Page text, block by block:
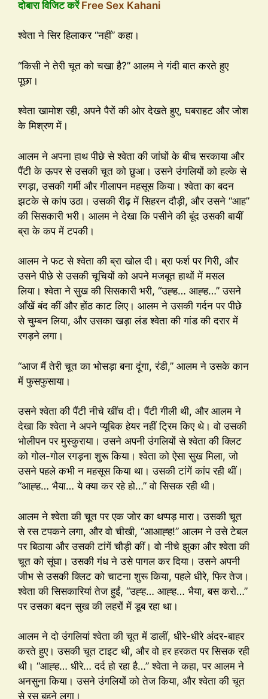
दोबारा विजिट करेंFree Sex Kahani
श्वेता ने सिर हिलाकर “नहीं” कहा।
“किसी ने तेरी चूत को चखा है?” आलम ने गंदी बात करते हुए
पूछा।
श्वेता खामोश रही, अपने पैरों की ओर देखते हुए, घबराहट और जोश
के मिश्रण में।
आलम ने अपना हाथ पीछे से श्वेता की जांघों के बीच सरकाया और
पैंटी के ऊपर से उसकी चूत को छुआ। उसने उंगलियों को हल्के से
रगड़ा, उसकी गर्मी और गीलापन महसूस किया। श्वेता का बदन
झटके से कांप उठा। उसकी रीढ़ में सिहरन दौड़ी, और उसने “आह”
की सिसकारी भरी। आलम ने देखा कि पसीने की बूंद उसकी बायीं
ब्रा के कप में टपकी।
आलम ने फट से श्वेता की ब्रा खोल दी। ब्रा फर्श पर गिरी, और
उसने पीछे से उसकी चूचियों को अपने मजबूत हाथों में मसल
लिया। श्वेता ने सुख की सिसकारी भरी, “उह्ह… आह्ह…” उसने
आँखें बंद कीं और होंठ काट लिए। आलम ने उसकी गर्दन पर पीछे
से चुम्बन लिया, और उसका खड़ा लंड श्वेता की गांड की दरार में
रगड़ने लगा।
“आज मैं तेरी चूत का भोसड़ा बना दूंगा, रंडी,” आलम ने उसके कान
में फुसफुसाया।
उसने श्वेता की पैंटी नीचे खींच दी। पैंटी गीली थी, और आलम ने
देखा कि श्वेता ने अपने प्यूबिक हेयर नहीं ट्रिम किए थे। वो उसकी
भोलीपन पर मुस्कुराया। उसने अपनी उंगलियों से श्वेता की क्लिट
को गोल-गोल रगड़ना शुरू किया। श्वेता को ऐसा सुख मिला, जो
उसने पहले कभी न महसूस किया था। उसकी टांगें कांप रही थीं।
“आह्ह… भैया… ये क्या कर रहे हो…” वो सिसक रही थी।
आलम ने श्वेता की चूत पर एक जोर का थप्पड़ मारा। उसकी चूत
से रस टपकने लगा, और वो चीखी, “आआह्ह!” आलम ने उसे टेबल
पर बिठाया और उसकी टांगें चौड़ी कीं। वो नीचे झुका और श्वेता की
चूत को सूंघा। उसकी गंध ने उसे पागल कर दिया। उसने अपनी
जीभ से उसकी क्लिट को चाटना शुरू किया, पहले धीरे, फिर तेज।
श्वेता की सिसकारियां तेज हुईं, “उह्ह… आह्ह… भैया, बस करो…”
पर उसका बदन सुख की लहरों में डूब रहा था।
आलम ने दो उंगलियां श्वेता की चूत में डालीं, धीरे-धीरे अंदर-बाहर
करते हुए। उसकी चूत टाइट थी, और वो हर हरकत पर सिसक रही
थी। “आह्ह… धीरे… दर्द हो रहा है…” श्वेता ने कहा, पर आलम ने
अनसुना किया। उसने उंगलियों को तेज किया, और श्वेता की चूत
से रस बहने लगा।